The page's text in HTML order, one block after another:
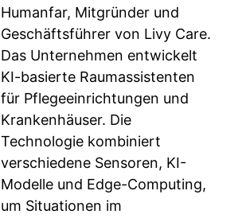
Humanfar, Mitgründer und
Geschäftsführer von Livy Care.
Das Unternehmen entwickelt
KI-basierte Raumassistenten
für Pflegeeinrichtungen und
Krankenhäuser. Die
Technologie kombiniert
verschiedene Sensoren, KI-
Modelle und Edge-Computing,
um Situationen im